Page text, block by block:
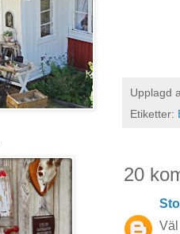
Upplagd
Etiketter:
20
Väl